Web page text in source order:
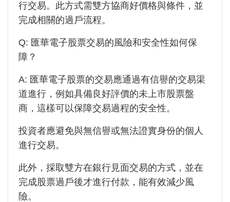
行交易。此方式需雙方協商好價格與條件，並
完成相關的過戶流程。
Q: 匯華電子股票交易的風險和安全性如何保
障？
A: 匯華電子股票的交易應通過有信譽的交易渠
道進行，例如具備良好評價的未上市股票盤
商，這樣可以保障交易過程的安全性。
投資者應避免與無信譽或無法證實身份的個人
進行交易。
此外，採取雙方在銀行見面交易的方式，並在
完成股票過戶後才進行付款，能有效減少風
險。